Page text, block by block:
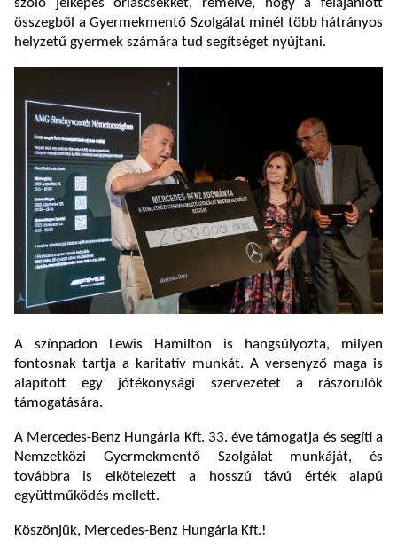
szóló jelképes óriáscsekket, remélve, hogy a felajánlott
összegből a Gyermekmentő Szolgálat minél több hátrányos
helyzetű gyermek számára tud segítséget nyújtani.
A színpadon Lewis Hamilton is hangsúlyozta, milyen
fontosnak tartja a karitatív munkát. A versenyző maga is
alapított egy jótékonysági szervezetet a rászorulók
támogatására.
A Mercedes-Benz Hungária Kft. 33. éve támogatja és segíti a
Nemzetközi Gyermekmentő Szolgálat munkáját, és
továbbra is elkötelezett a hosszú távú érték alapú
együttműködés mellett.
Köszönjük, Mercedes-Benz Hungária Kft.!